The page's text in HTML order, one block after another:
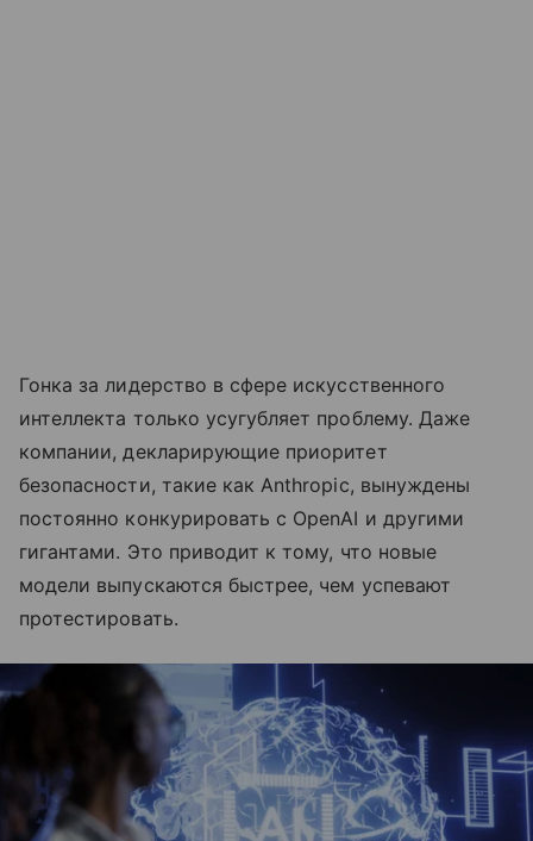
Гонка за лидерство в сфере искусственного
интеллекта только усугубляет проблему. Даже
компании, декларирующие приоритет
безопасности, такие как Anthropic, вынуждены
постоянно конкурировать с OpenAI и другими
гигантами. Это приводит к тому, что новые
модели выпускаются быстрее, чем успевают
протестировать.